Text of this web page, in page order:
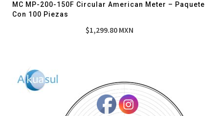
MC MP-200-150F Circular American Meter – Paquete
Con 100 Piezas
$1,299.80 MXN